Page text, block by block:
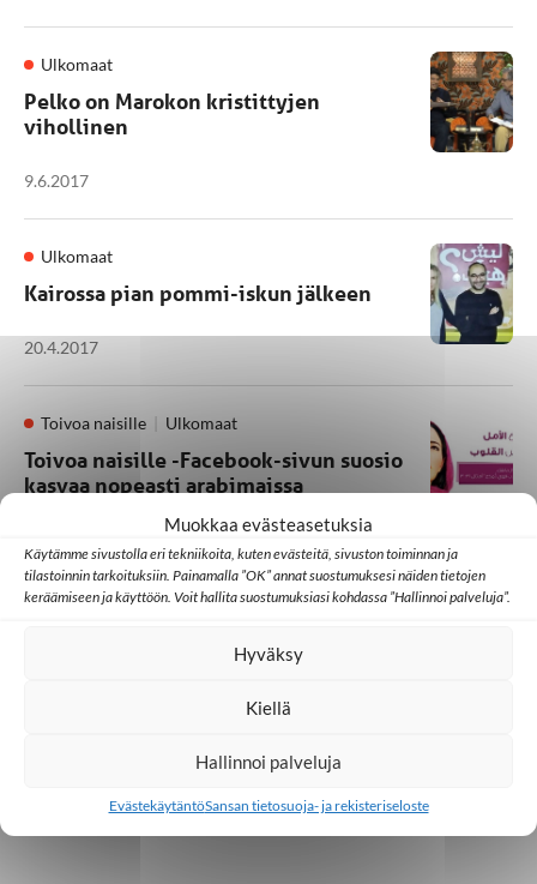
Muokkaa evästeasetuksia
Käytämme sivustolla eri tekniikoita, kuten evästeitä, sivuston toiminnan ja
tilastoinnin tarkoituksiin. Painamalla ”OK” annat suostumuksesi näiden tietojen
keräämiseen ja käyttöön. Voit hallita suostumuksiasi kohdassa ”Hallinnoi palveluja”.
Hyväksy
Kiellä
Hallinnoi palveluja
EvästekäytäntöSansan tietosuoja- ja rekisteriseloste
Ulkomaat
Pelko on Marokon kristittyjen
vihollinen
9.6.2017
Ulkomaat
Kairossa pian pommi-iskun jälkeen
20.4.2017
Toivoa naisille Ulkomaat
Toivoa naisille -Facebook-sivun suosio
kasvaa nopeasti arabimaissa